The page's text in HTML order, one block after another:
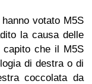
votato M5S
la causa delle
capito che il M5S
di destra o di
coccolata da